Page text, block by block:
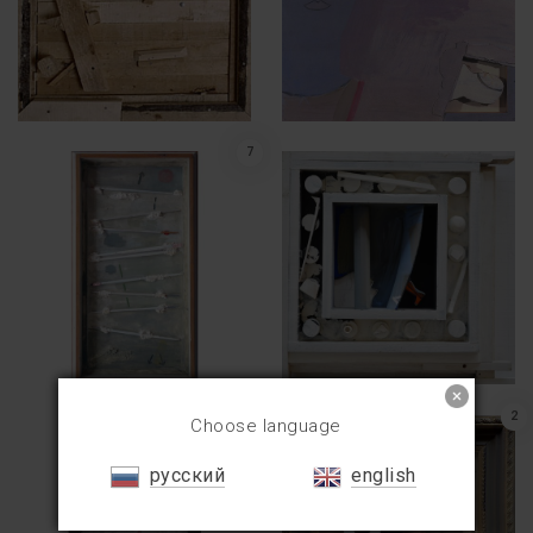
7
2
Choose language
русский english